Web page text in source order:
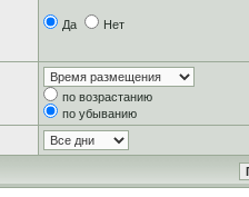
Да Нет
по возрастанию
по убыванию